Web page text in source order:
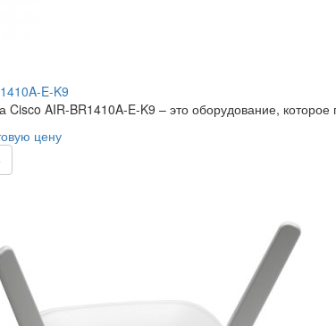
E-K9
Cisco AIR-BR1410A-E-K9 – это оборудование,
цену